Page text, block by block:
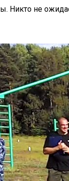
Никто не